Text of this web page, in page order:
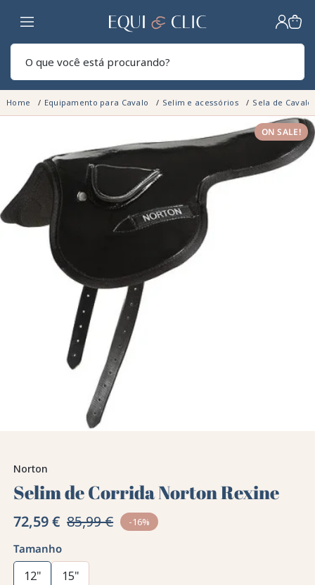
Lar
Home Equipamento para Cavalo Selim e acessórios Sela de Cavalo
ON SALE!
Norton
Selim de Corrida Norton Rexine
72,59 € 85,99 € -16%
Tamanho
12" 15"